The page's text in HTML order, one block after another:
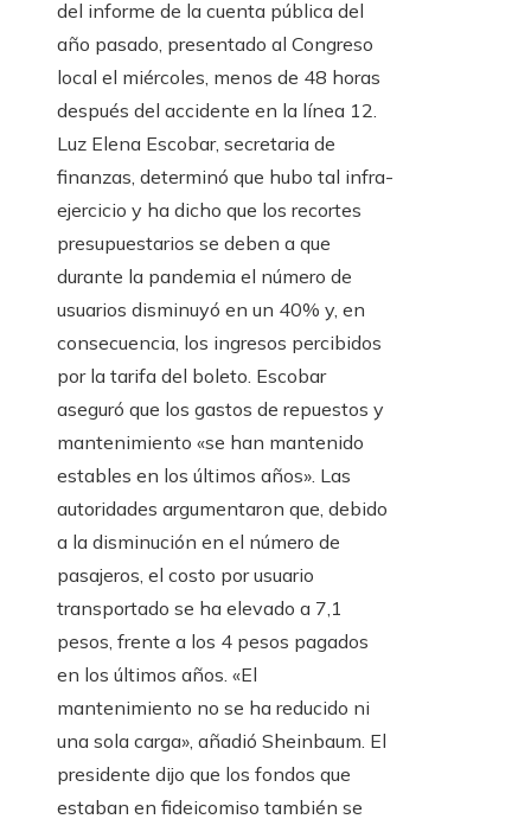
del informe de la cuenta pública del
año pasado, presentado al Congreso
local el miércoles, menos de 48 horas
después del accidente en la línea 12.
Luz Elena Escobar, secretaria de
finanzas, determinó que hubo tal infra-
ejercicio y ha dicho que los recortes
presupuestarios se deben a que
durante la pandemia el número de
usuarios disminuyó en un 40% y, en
consecuencia, los ingresos percibidos
por la tarifa del boleto. Escobar
aseguró que los gastos de repuestos y
mantenimiento «se han mantenido
estables en los últimos años». Las
autoridades argumentaron que, debido
a la disminución en el número de
pasajeros, el costo por usuario
transportado se ha elevado a 7,1
pesos, frente a los 4 pesos pagados
en los últimos años. «El
mantenimiento no se ha reducido ni
una sola carga», añadió Sheinbaum. El
presidente dijo que los fondos que
estaban en fideicomiso también se